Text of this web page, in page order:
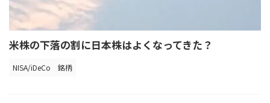
米株の下落の割に日本株はよくなってきた？
NISA/iDeCo 銘柄